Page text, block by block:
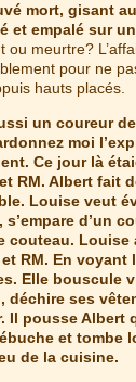
mort, gisant
et empalé sur
ou meurtre?
pour ne
hauts placés.
un coureur
moi
Ce jour là
RM. Albert fait
Louise veut
d’un
couteau. Louise
RM. En voyant
Elle bouscule
déchire ses
Il pousse Albert
et tombe
de la cuisine.